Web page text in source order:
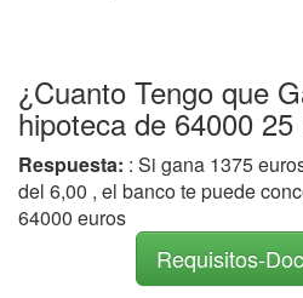
¿Cuanto Tengo que
hipoteca de 64000 25
Respuesta: : Si gana 1375
del 6,00 , el banco te puede
64000 euros
Requisitos-